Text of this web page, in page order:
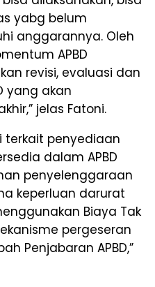
yabg belum
anggarannya. Oleh
APBD
revisi, evaluasi dan
yang akan
jelas Fatoni.
terkait penyediaan
dalam APBD
penyelenggaraan
keperluan darurat
Biaya Tak
pergeseran
Penjabaran APBD,”